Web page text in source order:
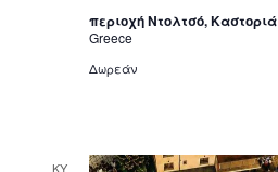
περιοχή Ντολτσό, Καστοριά
Greece
Δωρεάν
ΚΥ